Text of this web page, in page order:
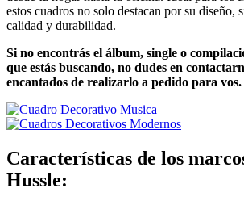
estos cuadros no solo destacan por su diseño,
calidad y durabilidad.
Si no encontrás el álbum, single o
que estás buscando, no dudes en
encantados de realizarlo a pedido para vos.
Características de los
Hussle: